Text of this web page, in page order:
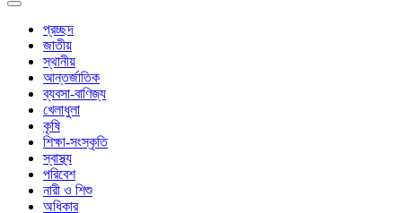
Toggle
navigation
প্রচ্ছদ
জাতীয়
স্থানীয়
আন্তর্জাতিক
ব্যবসা-বাণিজ্য
খেলাধুলা
কৃষি
শিক্ষা-সংস্কৃতি
স্বাস্থ্য
পরিবেশ
নারী ও শিশু
অধিকার